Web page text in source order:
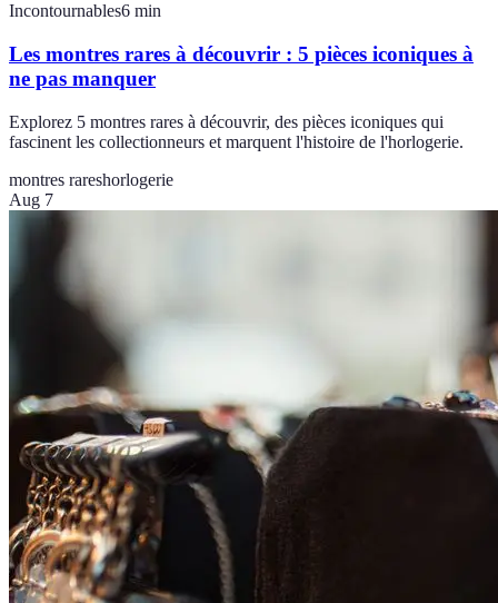
Incontournables6 min
Les montres rares à découvrir : 5 pièces iconiques à
ne pas manquer
Explorez 5 montres rares à découvrir, des pièces iconiques qui
fascinent les collectionneurs et marquent l'histoire de l'horlogerie.
montres rareshorlogerie
Aug 7